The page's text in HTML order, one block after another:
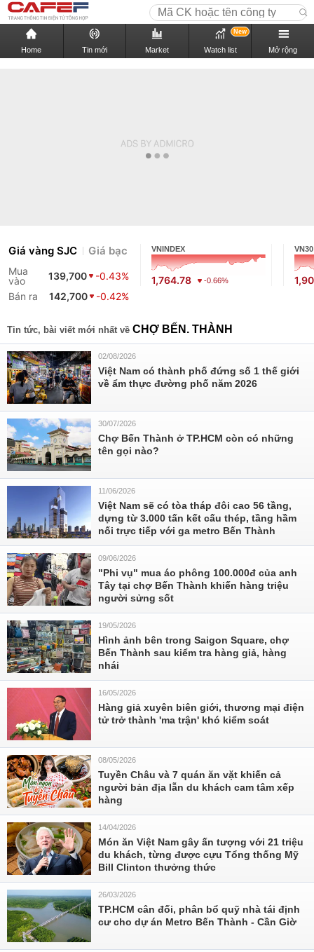
Home Tin mới Market Watch list
New
Mở rộng
Giá vàng SJC Giá bạc
Mua
vào
139,700
-0.43%
Bán ra
142,700 -0.42%
VNINDEX
1,764.78 -0.66%
VN30
Tin tức, bài viết mới nhất về CHỢ BẾN. THÀNH
02/08/2026
Việt Nam có thành phố đứng số 1 thế giới
về ẩm thực đường phố năm 2026
30/07/2026
Chợ Bến Thành ở TP.HCM còn có những
tên gọi nào?
11/06/2026
Việt Nam sẽ có tòa tháp đôi cao 56 tầng,
dựng từ 3.000 tấn kết cấu thép, tầng hầm
nối trực tiếp với ga metro Bến Thành
09/06/2026
"Phi vụ" mua áo phông 100.000đ của anh
Tây tại chợ Bến Thành khiến hàng triệu
người sửng sốt
19/05/2026
Hình ảnh bên trong Saigon Square, chợ
Bến Thành sau kiểm tra hàng giả, hàng
nhái
16/05/2026
Hàng giả xuyên biên giới, thương mại điện
tử trở thành 'ma trận' khó kiểm soát
08/05/2026
Tuyền Châu và 7 quán ăn vặt khiến cả
người bản địa lẫn du khách cam tâm xếp
hàng
14/04/2026
Món ăn Việt Nam gây ấn tượng với 21 triệu
du khách, từng được cựu Tổng thống Mỹ
Bill Clinton thưởng thức
26/03/2026
TP.HCM cân đối, phân bổ quỹ nhà tái định
cư cho dự án Metro Bến Thành - Cần Giờ